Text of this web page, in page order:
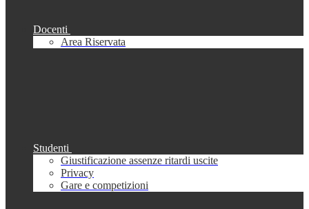
Docenti
Area Riservata
Studenti
Giustificazione assenze ritardi uscite
Privacy
Gare e competizioni